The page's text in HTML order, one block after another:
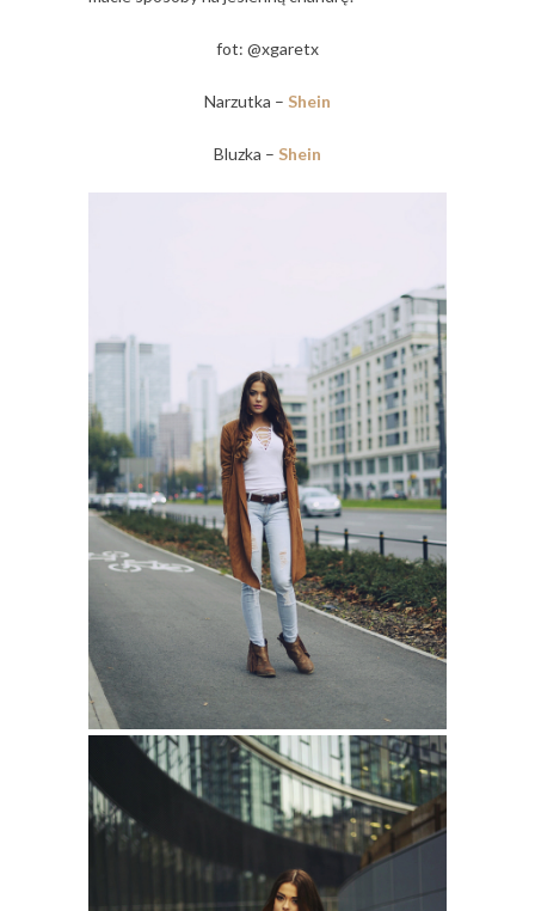
fot: @xgaretx
Narzutka – Shein
Bluzka – Shein